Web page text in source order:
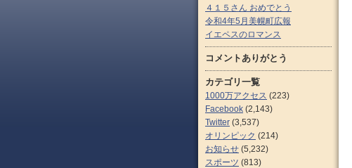
４１５さん おめでとう
令和4年5月美幌町広報
イエペスのロマンス
コメントありがとう
カテゴリ一覧
1000万アクセス (223)
Facebook (2,143)
Twitter (3,537)
オリンピック (214)
お知らせ (5,232)
スポーツ (813)